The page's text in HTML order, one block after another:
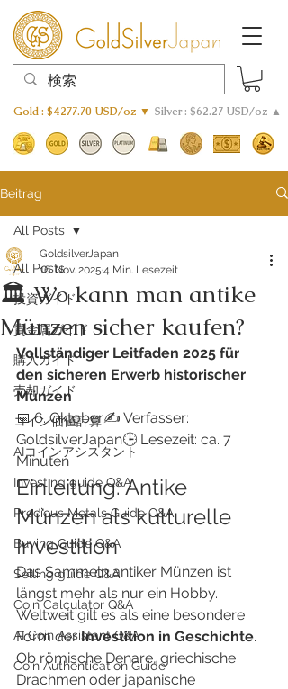
Gold : $4277.70 USD/oz ▼ Silver : $62.27 USD/oz ▲
Beitrag
All Posts
投資ガイド
貴金属ガイド
購入ガイド
売却ガイド
​コイン価値計算
AIコインアシスタント
Investing guide Q&A
Precious Metals Guide Q&A
Buying Guide Q&A
Selling guide Q&A
Coin Calculator Q&A
AI Coin Assistant Q&A
Coin Authentication Guide
All Posts
🏛️ Wo kann man antike
Münzen sicher kaufen?
GoldsilverJapan
16. Nov. 2025 4 Min. Lesezeit
Vollständiger Leitfaden 2025 für
den sicheren Erwerb historischer
Münzen
📅 6. Oktober✍️ Verfasser:
GoldsilverJapan🕒 Lesezeit: ca. 7
Minuten
Einleitung: Antike
Münzen als kulturelle
Investition
Das Sammeln antiker Münzen ist
längst mehr als nur ein Hobby.
Weltweit gilt es als eine besondere
Form der Investition in Geschichte.
Ob römische Denare, griechische
Drachmen oder japanische